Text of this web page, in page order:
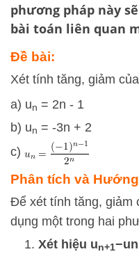
phương pháp này
bài toán liên quan
Đề bài:
Xét tính tăng, giảm
a) un = 2n - 1
b) un = -3n + 2
c)
Phân tích và
Để xét tính tăng, giảm
dụng một trong hai
Xét hiệu un+1−un